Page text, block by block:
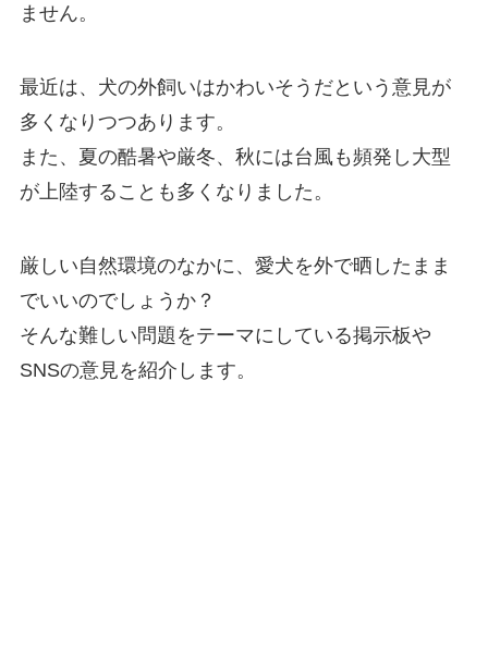
ません。
最近は、犬の外飼いはかわいそうだという意見が
多くなりつつあります。
また、夏の酷暑や厳冬、秋には台風も頻発し大型
が上陸することも多くなりました。
厳しい自然環境のなかに、愛犬を外で晒したまま
でいいのでしょうか？
そんな難しい問題をテーマにしている掲示板や
SNSの意見を紹介します。